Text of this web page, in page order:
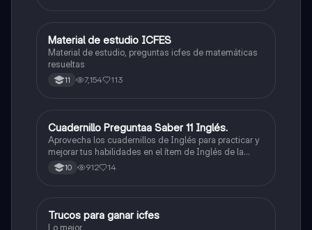
ICFES: Matemáticas
Material de estudio ICFES
Material de estudio, preguntas icfes de matemáticas
resueltas
11 7,154 113
ICFES: Inglés
Cuadernillo Preguntaa Saber 11 Inglés.
Aprovecha los cuadernillos de Inglés para practicar y
mejorar tus habilidades en el ítem de Inglés de la
Prueba Saber 11. 🫡
10 912 14
Química
Trucos para ganar icfes
Lo mejor